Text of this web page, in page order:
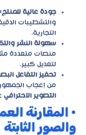
جودة عالية للمنتج:
والتشطيبات
التجارية.
سهولة النشر
لتعديل كبير.
تحفيز التفاعل
من إعجاب
التصوير الاحترافي
• المقارنة
والصور الثابتة